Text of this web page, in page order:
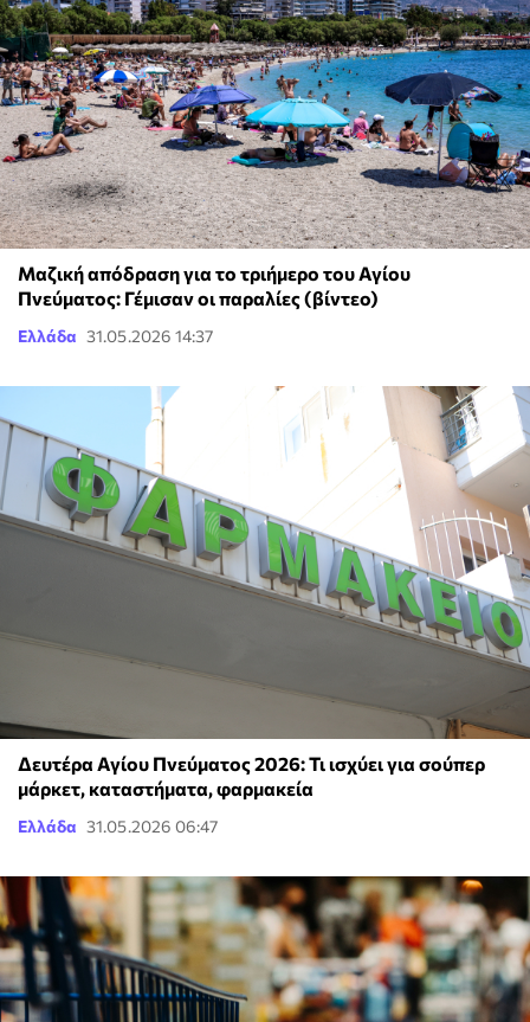
Μαζική απόδραση για το τριήμερο του Αγίου
Πνεύματος: Γέμισαν οι παραλίες (βίντεο)
Ελλάδα 31.05.2026 14:37
Δευτέρα Αγίου Πνεύματος 2026: Τι ισχύει για σούπερ
μάρκετ, καταστήματα, φαρμακεία
Ελλάδα 31.05.2026 06:47